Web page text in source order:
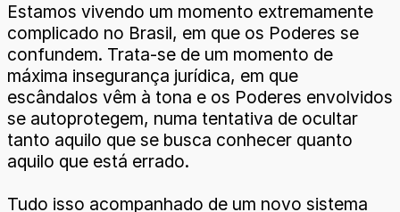
Estamos vivendo um momento extremamente
complicado no Brasil, em que os Poderes se
confundem. Trata-se de um momento de
máxima insegurança jurídica, em que
escândalos vêm à tona e os Poderes envolvidos
se autoprotegem, numa tentativa de ocultar
tanto aquilo que se busca conhecer quanto
aquilo que está errado.
Tudo isso acompanhado de um novo sistema